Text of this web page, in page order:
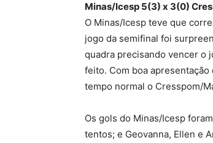
Minas/Icesp 5(3) x 3(0)
O Minas/Icesp teve que
jogo da semifinal foi
quadra precisando vencer o
feito. Com boa
tempo normal o Cresspom/
Os gols do Minas/Icesp
tentos; e Geovanna, Ellen e